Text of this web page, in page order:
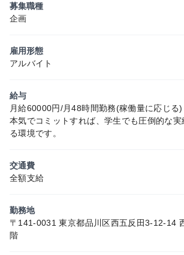
募集職種
企画
雇用形態
アルバイト
給与
月給60000円/月48時間勤務(稼働量に応じる)
本気でコミットすれば、学生でも圧倒的な
る環境です。
交通費
全額支給
勤務地
〒141-0031 東京都品川区西五反田3-12-14
階